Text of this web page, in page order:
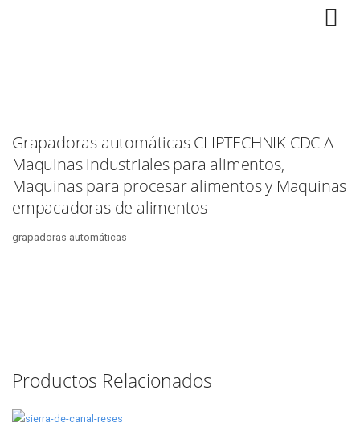
Grapadoras automáticas CLIPTECHNIK CDC A -
Maquinas industriales para alimentos,
Maquinas para procesar alimentos y Maquinas
empacadoras de alimentos
grapadoras automáticas
Productos Relacionados